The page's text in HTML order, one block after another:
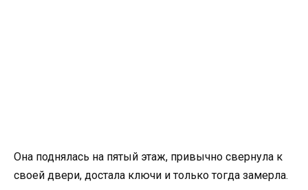
Она поднялась на пятый этаж, привычно свернула к
своей двери, достала ключи и только тогда замерла.